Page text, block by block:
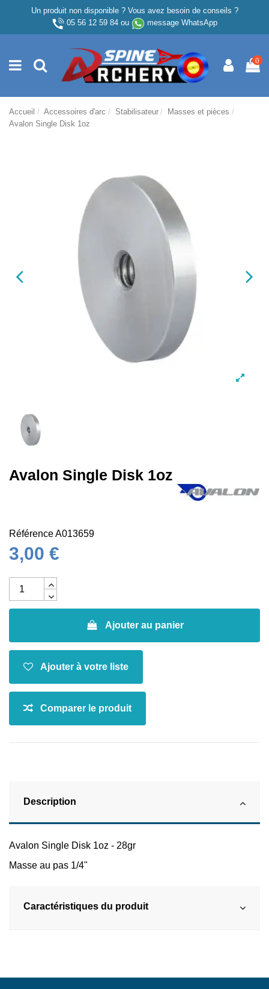
Un produit non disponible ? Vous avez besoin de conseils ?
05 56 12 59 84ou message WhatsApp
0
Accueil Accessoires d'arc Stabilisateur
Masses et pièces
Avalon Single Disk 1oz
Avalon Single Disk 1oz
RéférenceA013659
3,00 €
Ajouter au panier
Description
Avalon Single Disk 1oz - 28gr
Masse au pas 1/4"
Caractéristiques du produit